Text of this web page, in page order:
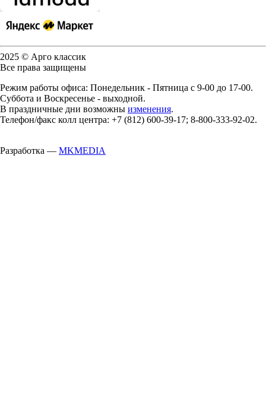
2025 © Арго классик
Все права защищены
Режим работы офиса: Понедельник - Пятница с 9-00 до 17-00.
Суббота и Воскресенье - выходной.
В праздничные дни возможны изменения.
Телефон/факс колл центра: +7 (812) 600-39-17; 8-800-333-92-02.
Разработка — MKMEDIA